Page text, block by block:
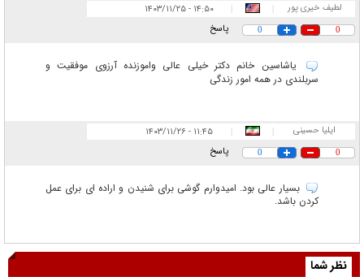
لطیف خیری پور
اورنجی
۱۴:۵۰ - ۱۴۰۳/۱۱/۲۵
0
0 پاسخ
یاشاسین خانم دکتر خیلی عالی واموزنده آرزوی موفقیت و
سربلندی در همه امور زندگی
ایلیا حسینی |
| ۱۱:۴۵ - ۱۴۰۳/۱۱/۲۶
0
0 پاسخ
بسیار عالی بود. امیدوارم گوشی برای شنیدن و اراده ای برای عمل
کردن باشد.
نظر شما